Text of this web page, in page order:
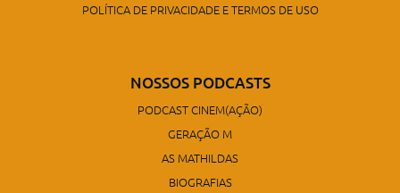
POLÍTICA DE PRIVACIDADE E TERMOS DE USO
NOSSOS PODCASTS
PODCAST CINEM(AÇÃO)
GERAÇÃO M
AS MATHILDAS
BIOGRAFIAS